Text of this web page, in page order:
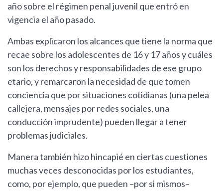
año sobre el régimen penal juvenil que entró en
vigencia el año pasado.
Ambas explicaron los alcances que tiene la norma que
recae sobre los adolescentes de 16 y 17 años y cuáles
son los derechos y responsabilidades de ese grupo
etario, y remarcaron la necesidad de que tomen
conciencia que por situaciones cotidianas (una pelea
callejera, mensajes por redes sociales, una
conducción imprudente) pueden llegar a tener
problemas judiciales.
Manera también hizo hincapié en ciertas cuestiones
muchas veces desconocidas por los estudiantes,
como, por ejemplo, que pueden –por si mismos–